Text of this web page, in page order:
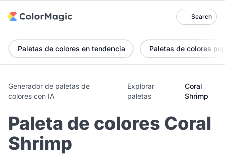
Search
Paletas de colores en tendencia Paletas de colores
Generador de paletas de
colores con IA
Explorar
paletas
Coral
Shrimp
Paleta de colores Coral
Shrimp